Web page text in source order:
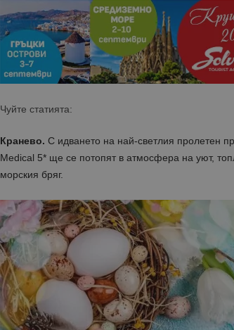
Чуйте статията:
Кранево. С идването на най-светлия пролетен
Medical 5* ще се потопят в атмосфера на уют,
морския бряг.